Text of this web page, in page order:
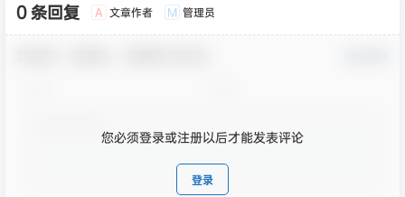
0 条回复 A 文章作者 M 管理员
您必须登录或注册以后才能发表评论
登录